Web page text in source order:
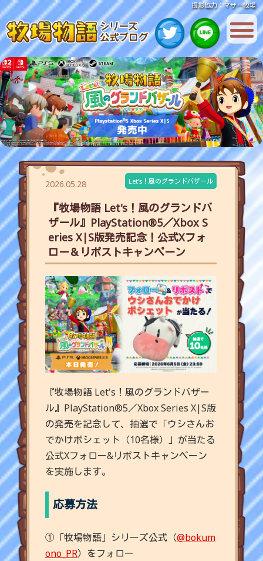
撮影協力：マザー牧場
2026.05.28 Let’s！風のグランドバザール
『牧場物語 Let's！風のグランドバ
ザール』PlayStation®5／Xbox S
eries X|S版発売記念！公式Xフォ
ロー＆リポストキャンペーン
『牧場物語 Let's！風のグランドバザー
ル』PlayStation®5／Xbox Series X|S版
の発売を記念して、抽選で「ウシさんお
でかけポシェット（10名様）」が当たる
公式Xフォロー&リポストキャンペーン
を実施します。
応募方法
①「牧場物語」シリーズ公式（@bokum
ono_PR）をフォロー